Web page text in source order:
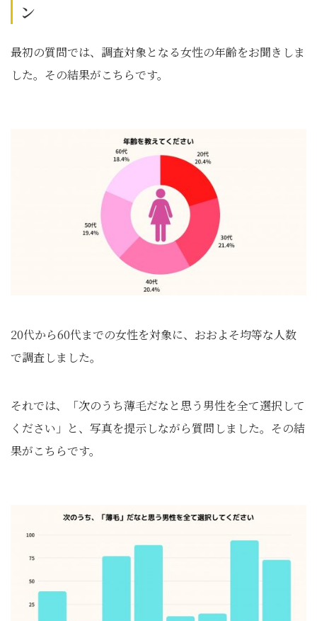
ン
最初の質問では、調査対象となる女性の年齢をお聞きしま
した。その結果がこちらです。
20代から60代までの女性を対象に、おおよそ均等な人数
で調査しました。
それでは、「次のうち薄毛だなと思う男性を全て選択して
ください」と、写真を提示しながら質問しました。その結
果がこちらです。